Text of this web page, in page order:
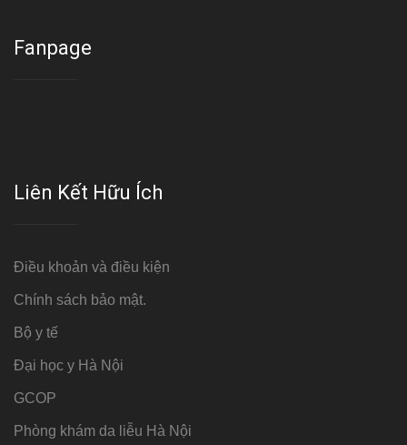
Fanpage
Liên Kết Hữu Ích
Điều khoản và điều kiện
Chính sách bảo mật.
Bộ y tế
Đại học y Hà Nội
GCOP
Phòng khám da liễu Hà Nội